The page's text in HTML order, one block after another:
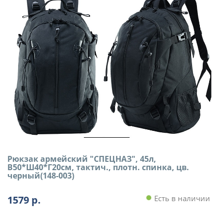
Рюкзак армейский "СПЕЦНАЗ", 45л,
В50*Ш40*Г20см, тактич., плотн. спинка, цв.
черный(148-003)
1579 р. Есть в наличии